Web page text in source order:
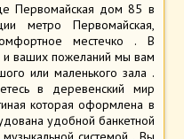
Первомайская дом 85 в
метро Первомайская,
местечко . В
и ваших пожеланий мы вам
или маленького зала .
в деревенский мир
которая оформлена в
удобной банкетной